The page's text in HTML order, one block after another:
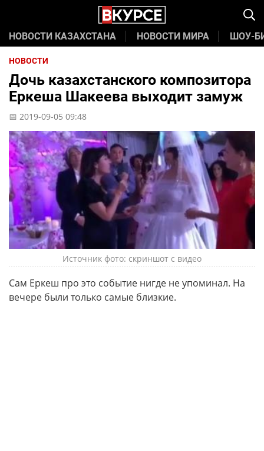
НОВОСТИ КАЗАХСТАНА НОВОСТИ МИРА ШОУ-
НОВОСТИ
Дочь казахстанского композитора
Еркеша Шакеева выходит замуж
📅 2019-09-05 09:48
Источник фото: скриншот с видео
Сам Еркеш про это событие нигде не упоминал. На
вечере были только самые близкие.